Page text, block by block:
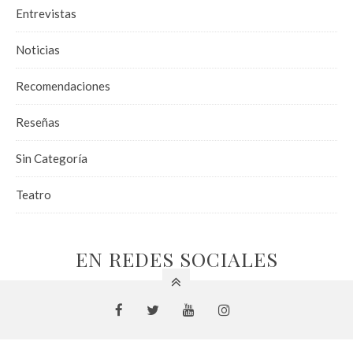
Entrevistas
Noticias
Recomendaciones
Reseñas
Sin Categoría
Teatro
EN REDES SOCIALES